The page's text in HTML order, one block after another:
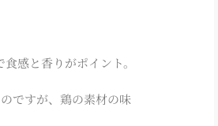
感と香りがポイント。
ですが、鶏の素材の味